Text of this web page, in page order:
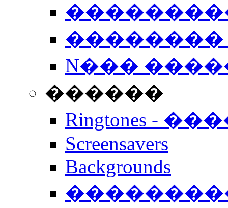
��������
N���
������
Ringtones -
Screensavers
Backgrounds